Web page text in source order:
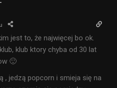
jest to, że najwięcej bo ok.
klub ktory chyba od 30 lat
🙂
, jedzą popcorn i smieja się na